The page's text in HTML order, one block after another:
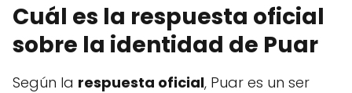
Cuál es la respuesta oficial
sobre la identidad de Puar
Según la respuesta oficial, Puar es un ser